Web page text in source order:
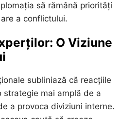
să rămână priorități
a conflictului.
O Viziune
subliniază că reacțiile
mai amplă de a
a provoca diviziuni interne.